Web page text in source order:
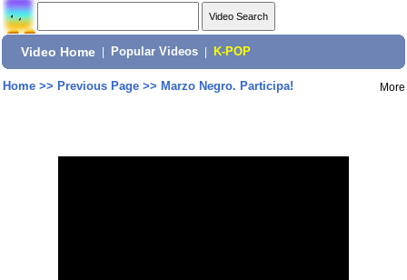
Video Home Popular Videos K-POP
Home>> Previous Page>> Marzo Negro. Participa! More